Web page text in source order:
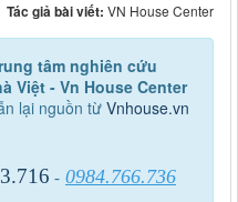
Tác giả bài viết: VN House Center
tâm nghiên cứu
Việt - Vn House Center
lại nguồn từ Vnhouse.vn
.716 - 0984.766.736